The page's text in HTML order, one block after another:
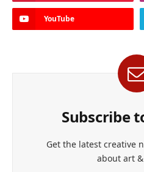
YouTube
Subscribe
Get the latest creative
about art